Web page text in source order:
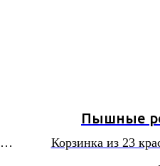
Пышные
Корзинка из 23
флористической